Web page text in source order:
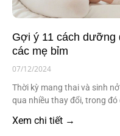
Gợi ý 11 cách
các mẹ bỉm
07/12/2024
Thời kỳ mang thai và sinh
qua nhiều thay đổi, trong đó
Xem chi tiết →